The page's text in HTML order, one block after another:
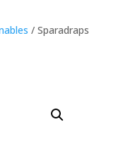
/ Sparadraps